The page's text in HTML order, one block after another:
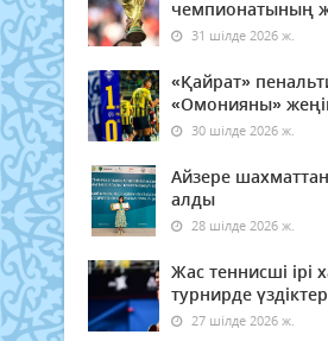
чемпионатының
31 шілде 2026 ж.
«Қайрат»
«Омонияны»
30 шілде 2026 ж.
Айзере
алды
28 шілде 2026 ж.
Жас теннисші ірі
турнирде үздіктер
27 шілде 2026 ж.